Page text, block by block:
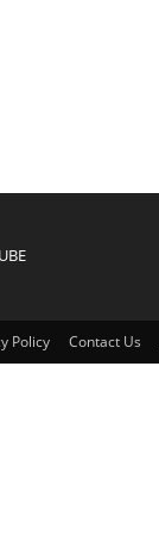
Policy Contact Us